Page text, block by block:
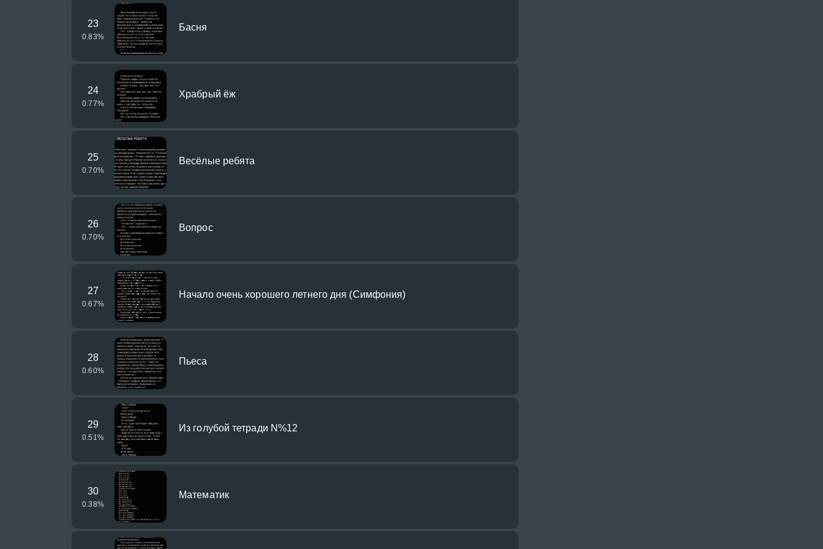
23
0.83%
Басня
24
0.77%
Храбрый ёж
25
0.70%
Весёлые ребята
26
0.70%
Вопрос
27
0.67%
Начало очень хорошего летнего дня (Симфония)
28
0.60%
Пьеса
29
0.51 %
Из голубой тетради N%12
30
0.38%
Математик